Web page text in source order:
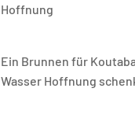
Hoffnung
Ein Brunnen für
Wasser Hoffnung